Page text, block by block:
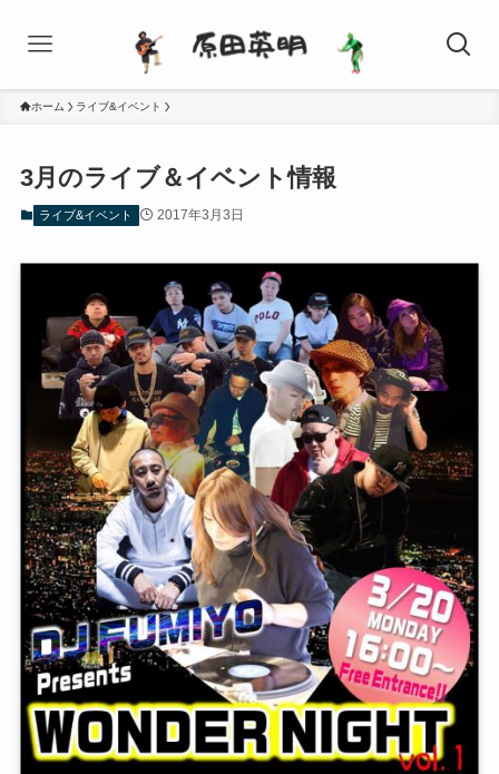
ホーム ライブ&イベント
3月のライブ＆イベント情報
ライブ&イベント 2017年3月3日